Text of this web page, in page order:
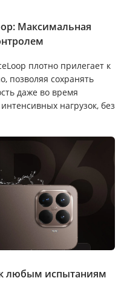
Максимальная
плотно прилегает к
позволяя сохранять
даже во время
нагрузок, без
любым испытаниям